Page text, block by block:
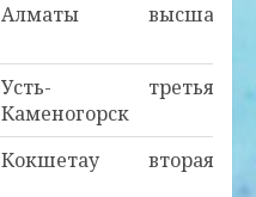
Алматы высшая
Усть-
Каменогорск
третья
Кокшетау вторая